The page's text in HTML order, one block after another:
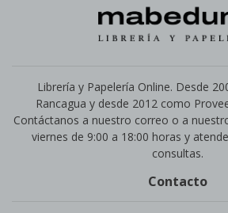
Librería y Papelería Online. Desde
Rancagua y desde 2012 como
Contáctanos a nuestro correo o a
viernes de 9:00 a 18:00 horas y
consultas.
Contacto